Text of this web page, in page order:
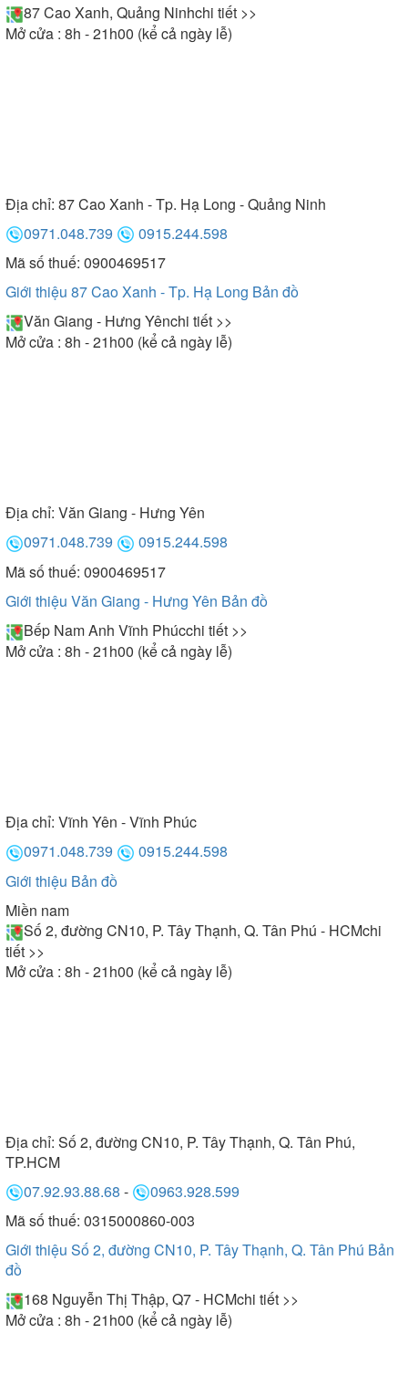
87 Cao Xanh, Quảng Ninhchi tiết >>
Mở cửa : 8h - 21h00 (kể cả ngày lễ)
Địa chỉ: 87 Cao Xanh - Tp. Hạ Long - Quảng Ninh
0971.048.739
0915.244.598
Mã số thuế: 0900469517
Giới thiệu 87 Cao Xanh - Tp. Hạ Long Bản đồ
Văn Giang - Hưng Yênchi tiết >>
Mở cửa : 8h - 21h00 (kể cả ngày lễ)
Địa chỉ: Văn Giang - Hưng Yên
0971.048.739
0915.244.598
Mã số thuế: 0900469517
Giới thiệu Văn Giang - Hưng Yên Bản đồ
Bếp Nam Anh Vĩnh Phúcchi tiết >>
Mở cửa : 8h - 21h00 (kể cả ngày lễ)
Địa chỉ: Vĩnh Yên - Vĩnh Phúc
0971.048.739
0915.244.598
Giới thiệu Bản đồ
Miền nam
Số 2, đường CN10, P. Tây Thạnh, Q. Tân Phú - HCMchi
tiết >>
Mở cửa : 8h - 21h00 (kể cả ngày lễ)
Địa chỉ: Số 2, đường CN10, P. Tây Thạnh, Q. Tân Phú,
TP.HCM
07.92.93.88.68 -
0963.928.599
Mã số thuế: 0315000860-003
Giới thiệu Số 2, đường CN10, P. Tây Thạnh, Q. Tân Phú Bản
đồ
168 Nguyễn Thị Thập, Q7 - HCMchi tiết >>
Mở cửa : 8h - 21h00 (kể cả ngày lễ)